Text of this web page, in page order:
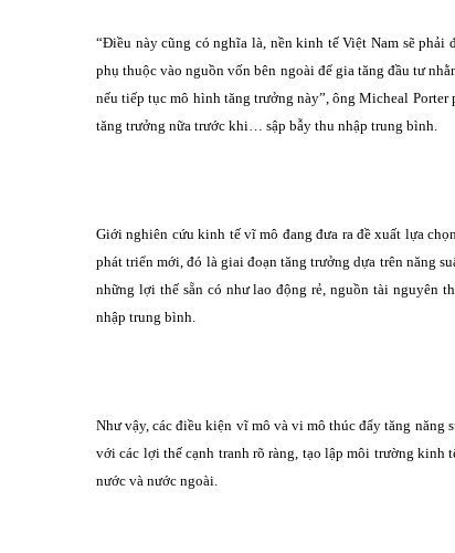
“Điều này cũng có nghĩa là, nền kinh tế Việt Nam sẽ
phụ thuộc vào nguồn vốn bên ngoài để gia tăng đầu tư
nếu tiếp tục mô hình tăng trưởng này”, ông Micheal
tăng trưởng nữa trước khi… sập bẫy thu nhập trung bình.
Giới nghiên cứu kinh tế vĩ mô đang đưa ra đề xuất lựa
phát triển mới, đó là giai đoạn tăng trưởng dựa trên năng
những lợi thế sẵn có như lao động rẻ, nguồn tài nguyên
nhập trung bình.
Như vậy, các điều kiện vĩ mô và vi mô thúc đẩy tăng
với các lợi thế cạnh tranh rõ ràng, tạo lập môi trường kinh
nước và nước ngoài.